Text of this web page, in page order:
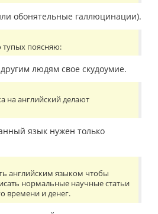
обонятельные галлюцинации).
тупых поясняю:
людям свое скудоумие.
на английский делают
язык нужен только
английским языком чтобы
нормальные научные статьи
времени и денег.